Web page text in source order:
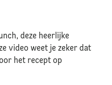
deze heerlijke
video weet je zeker dat
het recept op